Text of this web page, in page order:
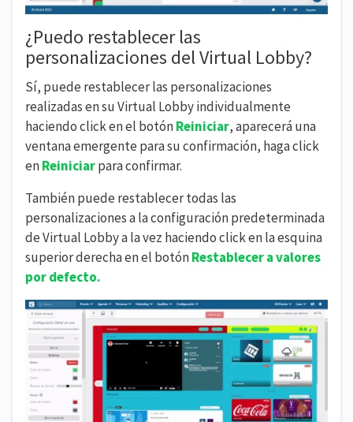
¿Puedo restablecer las
personalizaciones del Virtual Lobby?
Sí, puede restablecer las personalizaciones
realizadas en su Virtual Lobby individualmente
haciendo click en el botónReiniciar, aparecerá una
ventana emergente para su confirmación, haga click
enReiniciarpara confirmar.
También puede restablecer todas las
personalizaciones a la configuración predeterminada
de Virtual Lobby a la vez haciendo click en la esquina
superior derecha en el botónRestablecer a valores
por defecto.